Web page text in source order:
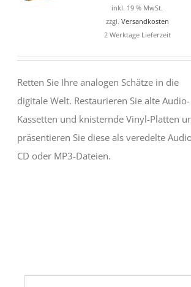
inkl. 19 % MwSt.
zzgl. Versandkosten
2 Werktage Lieferzeit
Retten Sie Ihre analogen Schätze in die
digitale Welt. Restaurieren Sie alte Audio-
Kassetten und knisternde Vinyl-Platten
präsentieren Sie diese als veredelte
CD oder MP3-Dateien.